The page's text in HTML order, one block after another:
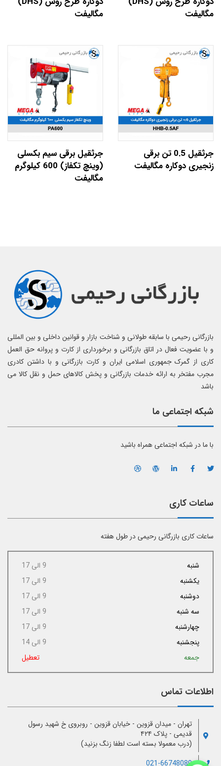
مگالیفت
مگالیفت
جرثقیل 0.5 تن برقی
زنجیری دوکاره مگالیفت
جرثقیل برقی سیم بکسلی
(وینچ تکفاز) 600 کیلوگرم
مگالیفت
بازرگانی رحیمی با سابقه طولانی و شناخت بازار و قوانین داخلی و بین المللی
و با عضویت فعال در اتاق بازرگانی و برخورداری از کارت و پروانه حق العمل
کاری از گمرک جمهوری اسلامی ایران و کارت بازرگانی و با داشتن کادری
مجرب مفتخر به ارائه خدمات بازرگانی و پخش کالاهای حمل و نقل کالا می
باشد
شبکه اجتماعی ما
با ما در شبکه اجتماعی همراه باشید
ساعات کاری
ساعات کاری بازرگانی رحیمی در طول هفته
شنبه
9 الی 17
یکشنبه
9 الی 17
دوشنبه
9 الی 17
سه شنبه
9 الی 17
چهارشنبه
9 الی 17
پنجشنبه
9 الی 14
جمعه
تعطیل
اطلاعات تماس
تهران - میدان قزوین - خیابان قزوین - روبروی خ شهید رسول
قدیمی - پلاک ۴۲۴
(درب معمولا بسته است لطفا زنگ بزنید)
021-66748080